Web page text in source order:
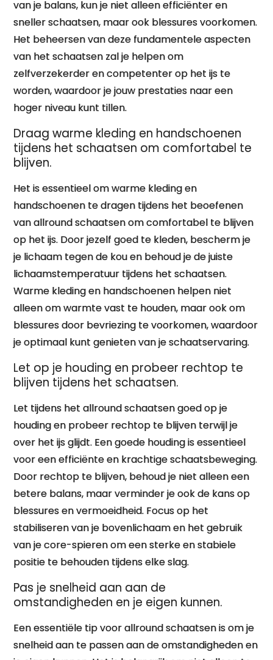
van je balans, kun je niet alleen efficiënter en
sneller schaatsen, maar ook blessures voorkomen.
Het beheersen van deze fundamentele aspecten
van het schaatsen zal je helpen om
zelfverzekerder en competenter op het ijs te
worden, waardoor je jouw prestaties naar een
hoger niveau kunt tillen.
Draag warme kleding en handschoenen
tijdens het schaatsen om comfortabel te
blijven.
Het is essentieel om warme kleding en
handschoenen te dragen tijdens het beoefenen
van allround schaatsen om comfortabel te blijven
op het ijs. Door jezelf goed te kleden, bescherm je
je lichaam tegen de kou en behoud je de juiste
lichaamstemperatuur tijdens het schaatsen.
Warme kleding en handschoenen helpen niet
alleen om warmte vast te houden, maar ook om
blessures door bevriezing te voorkomen, waardoor
je optimaal kunt genieten van je schaatservaring.
Let op je houding en probeer rechtop te
blijven tijdens het schaatsen.
Let tijdens het allround schaatsen goed op je
houding en probeer rechtop te blijven terwijl je
over het ijs glijdt. Een goede houding is essentieel
voor een efficiënte en krachtige schaatsbeweging.
Door rechtop te blijven, behoud je niet alleen een
betere balans, maar verminder je ook de kans op
blessures en vermoeidheid. Focus op het
stabiliseren van je bovenlichaam en het gebruik
van je core-spieren om een sterke en stabiele
positie te behouden tijdens elke slag.
Pas je snelheid aan aan de
omstandigheden en je eigen kunnen.
Een essentiële tip voor allround schaatsen is om je
snelheid aan te passen aan de omstandigheden en